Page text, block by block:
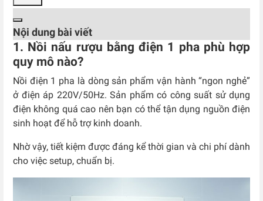
Nội dung bài viết
1. Nồi nấu rượu bằng điện 1 pha phù hợp
quy mô nào?
Nồi điện 1 pha là dòng sản phẩm vận hành “ngon nghẻ”
ở điện áp 220V/50Hz. Sản phẩm có công suất sử dụng
điện không quá cao nên bạn có thể tận dụng nguồn điện
sinh hoạt để hỗ trợ kinh doanh.
Nhờ vậy, tiết kiệm được đáng kể thời gian và chi phí dành
cho việc setup, chuẩn bị.